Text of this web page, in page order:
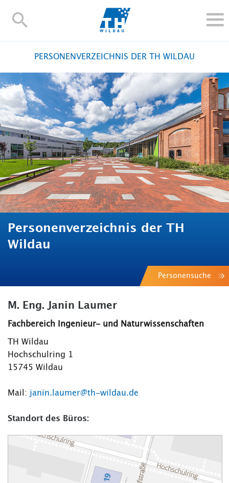
TH-
FORSCHUNG UND TRANSFER
ALUMNI
HOCHSCHULE
INTERNATIONAL
BESCHÄFTIGTE
Blogs Kontakt und Anfahrt Webmail Moodle
TH Online-Portal Personensuche English
PERSONENVERZEICHNIS DER TH WILDAU
Personenverzeichnis der TH
Wildau
Personensuche
M. Eng. Janin Laumer
Fachbereich Ingenieur- und Naturwissenschaften
TH Wildau
Hochschulring 1
15745 Wildau
Mail: janin.laumer@th-wildau.de
Standort des Büros: